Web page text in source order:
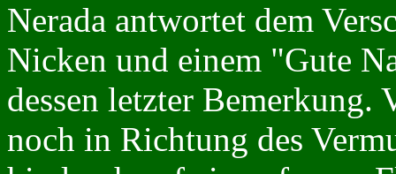
Nerada antwortet dem
Nicken und einem "Gute
dessen letzter Bemerkung.
noch in Richtung des